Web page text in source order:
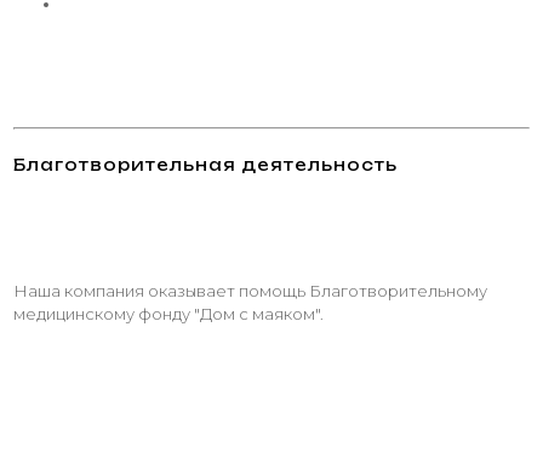
Благотворительная деятельность
Наша компания оказывает помощь Благотворительному
медицинскому фонду "Дом с маяком".